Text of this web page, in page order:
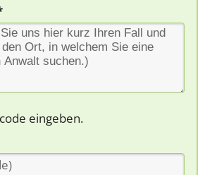
eingeben.